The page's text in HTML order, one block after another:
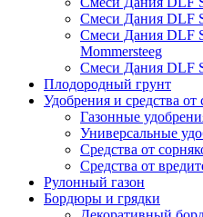
Смеси Дания DLF
Смеси Дания DLF
Mommersteeg
Смеси Дания DLF
Плодородный грунт
Удобрения и средства от
Газонные
Универсальные
Средства от
Средства от
Рулонный газон
Бордюры и грядки